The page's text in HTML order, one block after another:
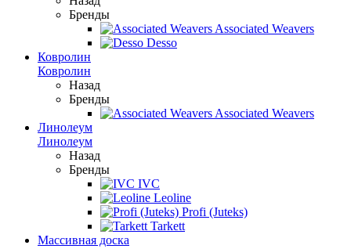
Бренды
Associated Weavers
Desso
Ковролин
Ковролин
Назад
Бренды
Associated Weavers
Линолеум
Линолеум
Назад
Бренды
IVC
Leoline
Profi (Juteks)
Tarkett
Массивная доска